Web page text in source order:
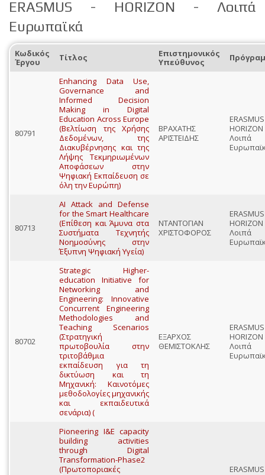
ERASMUS - HORIZON - Λοιπά
Ευρωπαϊκά
Κωδικός
Έργου
Τίτλος
Επιστημονικός
Υπεύθυνος
80791
Enhancing Data Use,
Governance and
Informed Decision
Making in Digital
Education Across Europe
(Βελτίωση της Χρήσης
Δεδομένων, της
Διακυβέρνησης και της
Λήψης Τεκμηριωμένων
Αποφάσεων στην
Ψηφιακή Εκπαίδευση σε
όλη την Ευρώπη)
ΒΡΑΧΑΤΗΣ
ΑΡΙΣΤΕΙΔΗΣ
Λοιπά
80713
AI Attack and Defense
for the Smart Healthcare
(Επίθεση και Άμυνα στα
Συστήματα Τεχνητής
Νοημοσύνης στην
Έξυπνη Ψηφιακή Υγεία)
ΝΤΑΝΤΟΓΙΑΝ
ΧΡΙΣΤΟΦΟΡΟΣ
Λοιπά
80702
Strategic Higher-
education Initiative for
Networking and
Engineering: Innovative
Concurrent Engineering
Methodologies and
Teaching Scenarios
(Στρατηγική
πρωτοβουλία στην
τριτοβάθμια
εκπαίδευση για τη
δικτύωση και τη
Μηχανική: Καινοτόμες
μεθοδολογίες μηχανικής
και εκπαιδευτικά
σενάρια) (
ΕΞΑΡΧΟΣ
ΘΕΜΙΣΤΟΚΛΗΣ
Λοιπά
Pioneering I&E capacity
building activities
through Digital
Transformation-Phase2
(Πρωτοποριακές